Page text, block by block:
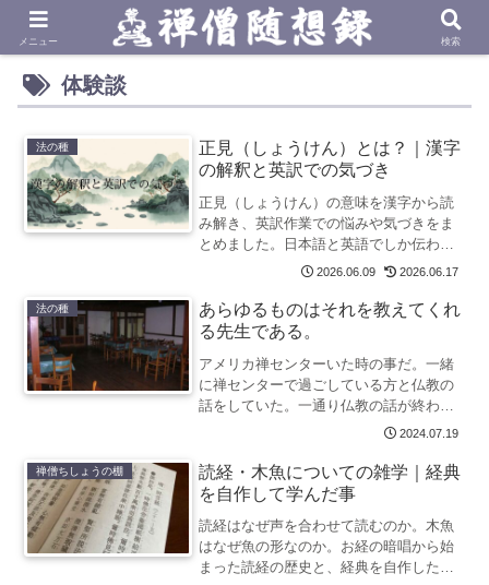
体験談
法の種
正見（しょうけん）とは？｜漢字
の解釈と英訳での気づき
正見（しょうけん）の意味を漢字から読
み解き、英訳作業での悩みや気づきをま
とめました。日本語と英語でしか伝わら
ない表現の違いを随想録風に紹介しま
2026.06.09 2026.06.17
法の種
あらゆるものはそれを教えてくれ
る先生である。
アメリカ禅センターいた時の事だ。一緒
に禅センターで過ごしている方と仏教の
話をしていた。一通り仏教の話が終わっ
た後、その方からこう問われた。「who
2024.07.19
禅僧ちしょうの棚
読経・木魚についての雑学｜経典
を自作して学んだ事
読経はなぜ声を合わせて読むのか。木魚
はなぜ魚の形なのか。お経の暗唱から始
まった読経の歴史と、経典を自作したこ
メニュー 検索